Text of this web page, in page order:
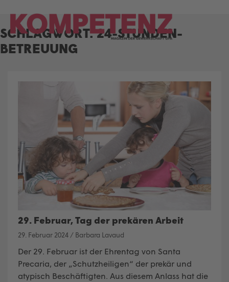
content
SCHLAGWORT:24-STUNDEN-
BETREUUNG
29. Februar, Tag der prekären Arbeit
29. Februar 2024 / Barbara Lavaud
Der 29. Februar ist der Ehrentag von Santa
Precaria, der „Schutzheiligen“ der prekär und
atypisch Beschäftigten. Aus diesem Anlass hat die